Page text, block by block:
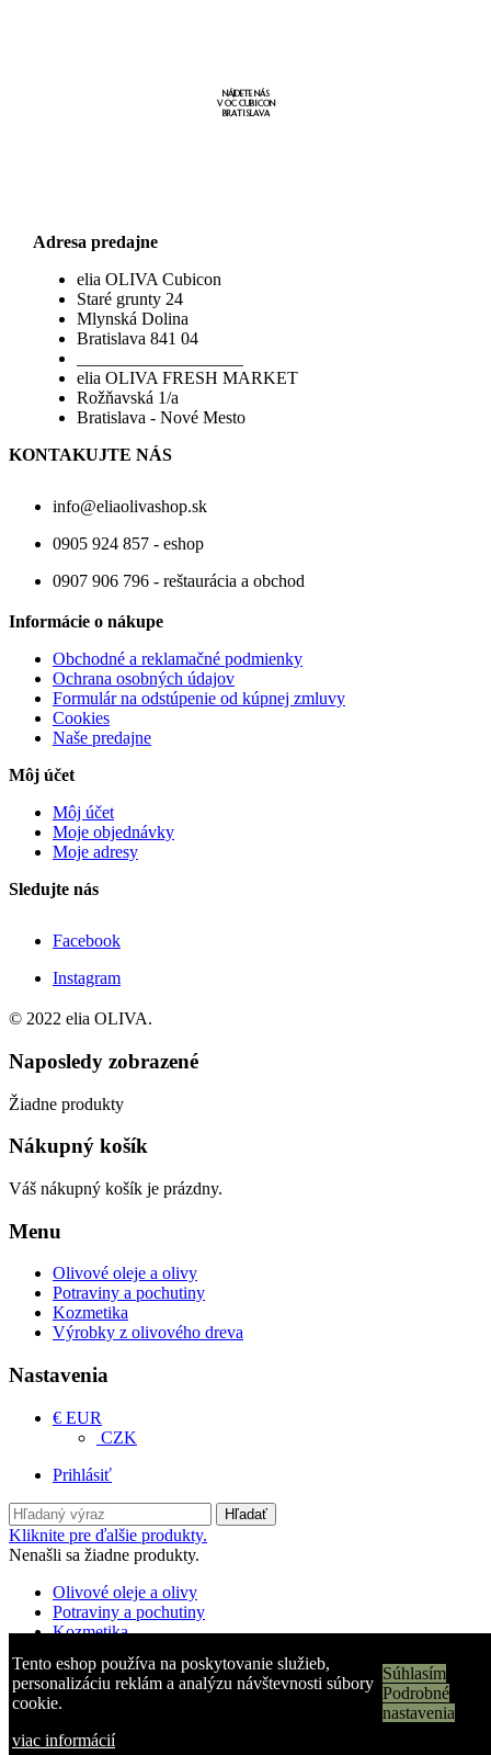
Tento eshop používa na poskytovanie služieb,
personalizáciu reklám a analýzu návštevnosti súbory
cookie.
viac informácií
Súhlasím
Podrobné
nastavenia
NÁJDETE NÁS
V OC CUBICON
BRATISLAVA
Adresa predajne
elia OLIVA Cubicon
Staré grunty 24
Mlynská Dolina
Bratislava 841 04
elia OLIVA FRESH MARKET
Rožňavská 1/a
Bratislava - Nové Mesto
KONTAKUJTE NÁS
info@eliaolivashop.sk
0905 924 857 - eshop
0907 906 796 - reštaurácia a obchod
Informácie o nákupe
Obchodné a reklamačné podmienky
Ochrana osobných údajov
Formulár na odstúpenie od kúpnej zmluvy
Cookies
Naše predajne
Môj účet
Môj účet
Moje objednávky
Moje adresy
Sledujte nás
Facebook
Instagram
© 2022 elia OLIVA.
Naposledy zobrazené
Žiadne produkty
Nákupný košík
Váš nákupný košík je prázdny.
Menu
Olivové oleje a olivy
Potraviny a pochutiny
Kozmetika
Výrobky z olivového dreva
Nastavenia
€ EUR
CZK
Prihlásiť
Hľadať
Kliknite pre ďalšie produkty.
Nenašli sa žiadne produkty.
Olivové oleje a olivy
Potraviny a pochutiny
Kozmetika
Košík 0
Top
Prosím, najskôr sa prihláste